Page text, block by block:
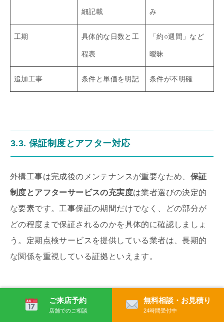
細記載 み
工期 具体的な日数と工
程表
「約○週間」など
曖昧
追加工事 条件と単価を明記 条件が不明確
3.3. 保証制度とアフター対応
外構工事は完成後のメンテナンスが重要なため、 保証
制度とアフターサービスの充実度は業者選びの決定的
な要素です。工事保証の期間だけでなく、どの部分が
どの程度まで保証されるのかを具体的に確認しましょ
う。定期点検サービスを提供している業者は、長期的
な関係を重視している証拠といえます。
認が必要。地域密着型の業者であれば、何かトラブル
ご来店予約
店舗でのご相談
無料相談・お見積り
24時間受付中